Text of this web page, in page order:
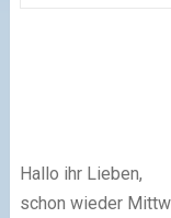
Hallo ihr Lieben,
schon wieder